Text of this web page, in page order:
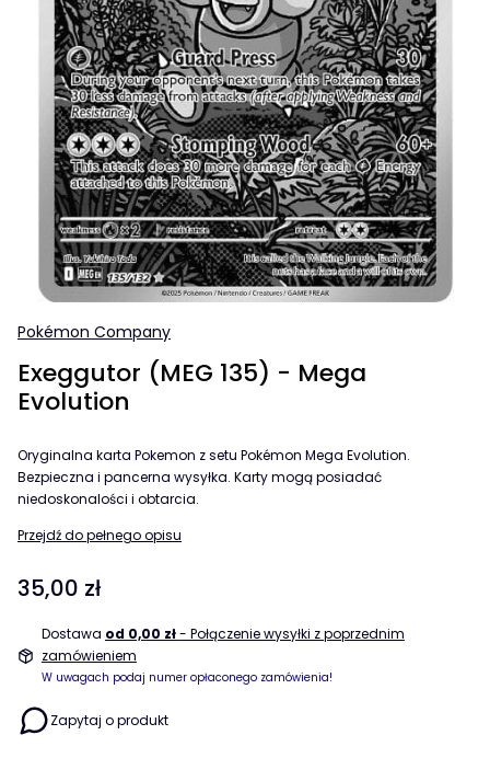
Pokémon Company
Exeggutor (MEG 135) - Mega
Evolution
Oryginalna karta Pokemon z setu Pokémon Mega Evolution.
Bezpieczna i pancerna wysyłka. Karty mogą posiadać
niedoskonalości i obtarcia.
Przejdź do pełnego opisu
Cena
35,00 zł
Dostawa od 0,00 zł- Połączenie wysyłki z poprzednim
zamówieniem
W uwagach podaj numer opłaconego zamówienia!
Zapytaj o produkt